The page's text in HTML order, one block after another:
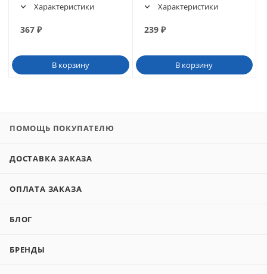
Характеристики
367 ₽
В корзину
Характеристики
239₽
В корзину
ПОМОЩЬ ПОКУПАТЕЛЮ
ДОСТАВКА ЗАКАЗА
ОПЛАТА ЗАКАЗА
БЛОГ
БРЕНДЫ